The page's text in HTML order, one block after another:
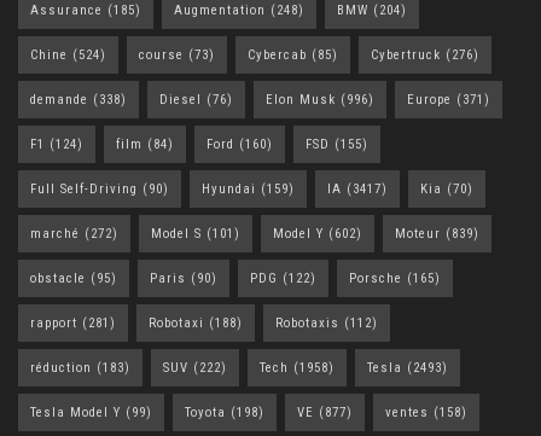
Assurance (185) Augmentation (248) BMW (204)
Chine (524) course (73) Cybercab (85) Cybertruck (276)
demande (338) Diesel (76) Elon Musk (996) Europe (371)
F1 (124) film (84) Ford (160) FSD (155)
Full Self-Driving (90) Hyundai (159) IA (3417) Kia (70)
marché (272) Model S (101) Model Y (602) Moteur (839)
obstacle (95) Paris (90) PDG (122) Porsche (165)
rapport (281) Robotaxi (188) Robotaxis (112)
réduction (183) SUV (222) Tech (1958) Tesla (2493)
Tesla Model Y (99) Toyota (198) VE (877) ventes (158)